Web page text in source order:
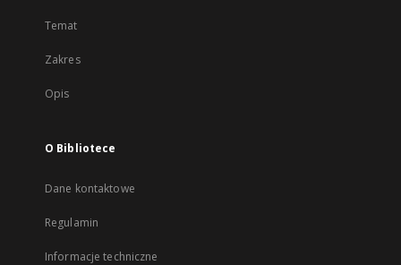
Temat
Zakres
Opis
O Bibliotece
Dane kontaktowe
Regulamin
Informacje techniczne